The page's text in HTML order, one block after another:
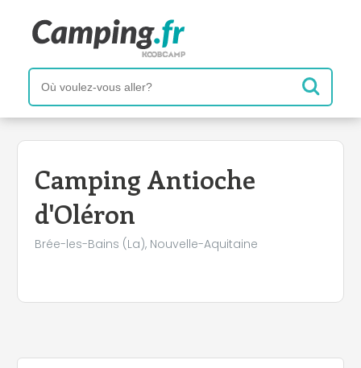
Camping Antioche
d'Oléron
Brée-les-Bains (La), Nouvelle-Aquitaine
+
−